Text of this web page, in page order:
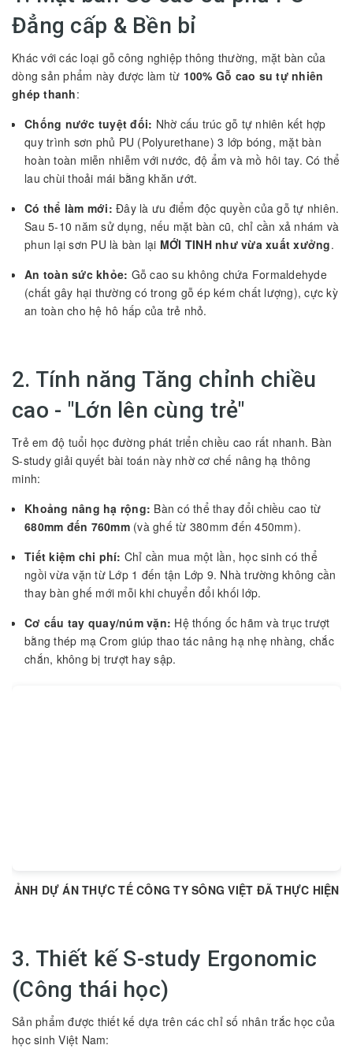
Đẳng cấp & Bền bỉ
Khác với các loại gỗ công nghiệp thông thường, mặt bàn của
dòng sản phẩm này được làm từ 100% Gỗ cao su tự nhiên
ghép thanh:
Chống nước tuyệt đối: Nhờ cấu trúc gỗ tự nhiên kết hợp
quy trình sơn phủ PU (Polyurethane) 3 lớp bóng, mặt bàn
hoàn toàn miễn nhiễm với nước, độ ẩm và mồ hôi tay. Có thể
lau chùi thoải mái bằng khăn ướt.
Có thể làm mới: Đây là ưu điểm độc quyền của gỗ tự nhiên.
Sau 5-10 năm sử dụng, nếu mặt bàn cũ, chỉ cần xả nhám và
phun lại sơn PU là bàn lại MỚI TINH như vừa xuất xưởng.
An toàn sức khỏe: Gỗ cao su không chứa Formaldehyde
(chất gây hại thường có trong gỗ ép kém chất lượng), cực kỳ
an toàn cho hệ hô hấp của trẻ nhỏ.
2. Tính năng Tăng chỉnh chiều
cao - "Lớn lên cùng trẻ"
Trẻ em độ tuổi học đường phát triển chiều cao rất nhanh. Bàn
S-study giải quyết bài toán này nhờ cơ chế nâng hạ thông
minh:
Khoảng nâng hạ rộng: Bàn có thể thay đổi chiều cao từ
680mm đến 760mm(và ghế từ 380mm đến 450mm).
Tiết kiệm chi phí: Chỉ cần mua một lần, học sinh có thể
ngồi vừa vặn từ Lớp 1 đến tận Lớp 9. Nhà trường không cần
thay bàn ghế mới mỗi khi chuyển đổi khối lớp.
Cơ cấu tay quay/núm vặn: Hệ thống ốc hãm và trục trượt
bằng thép mạ Crom giúp thao tác nâng hạ nhẹ nhàng, chắc
chắn, không bị trượt hay sập.
ẢNH DỰ ÁN THỰC TẾ CÔNG TY SÔNG VIỆT ĐÃ THỰC HIỆN
3. Thiết kế S-study Ergonomic
(Công thái học)
Sản phẩm được thiết kế dựa trên các chỉ số nhân trắc học của
học sinh Việt Nam: